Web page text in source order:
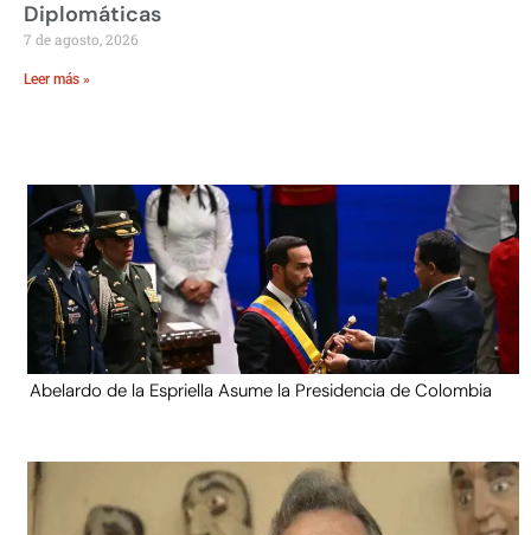
Diplomáticas
7 de agosto, 2026
Leer más »
Abelardo de la Espriella Asume la Presidencia de Colombia